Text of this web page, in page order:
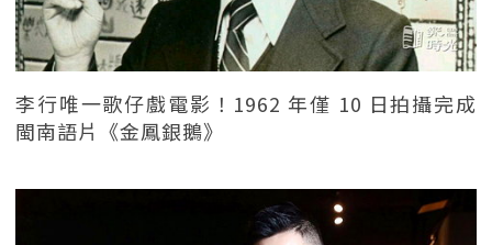
李行唯一歌仔戲電影！1962 年僅 10 日拍攝完成
閩南語片《金鳳銀鵝》